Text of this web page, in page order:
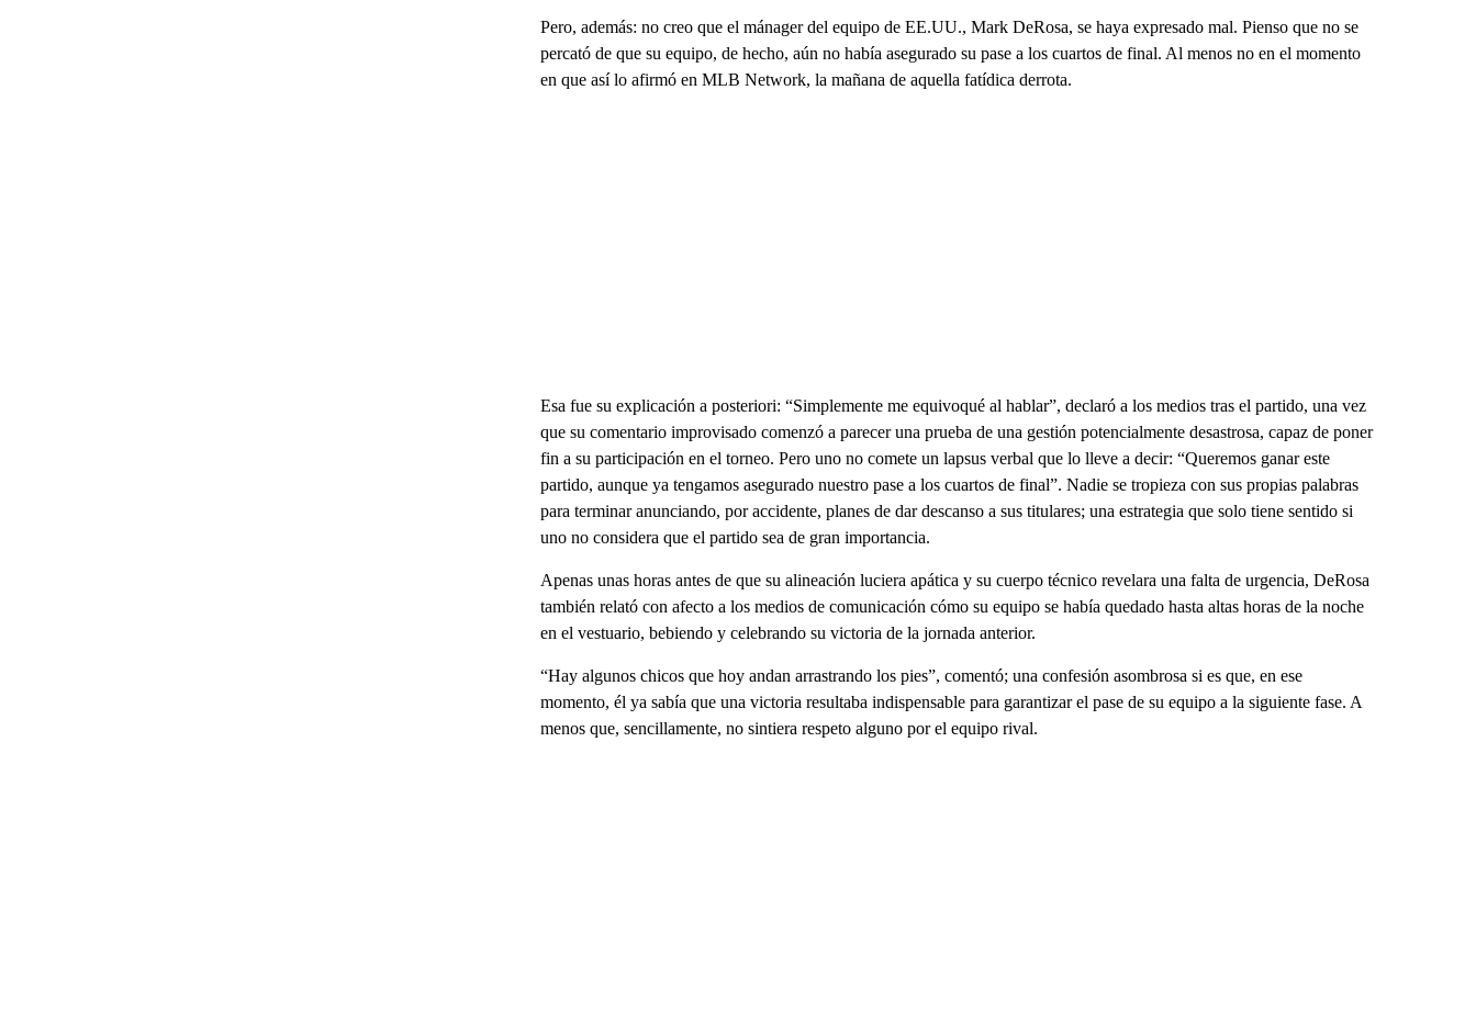
Pero, además: no creo que el mánager del equipo de EE.UU., Mark DeRosa, se haya expresado mal. Pienso que no se
percató de que su equipo, de hecho, aún no había asegurado su pase a los cuartos de final. Al menos no en el momento
en que así lo afirmó en MLB Network, la mañana de aquella fatídica derrota.
Esa fue su explicación a posteriori: “Simplemente me equivoqué al hablar”, declaró a los medios tras el partido, una vez
que su comentario improvisado comenzó a parecer una prueba de una gestión potencialmente desastrosa, capaz de poner
fin a su participación en el torneo. Pero uno no comete un lapsus verbal que lo lleve a decir: “Queremos ganar este
partido, aunque ya tengamos asegurado nuestro pase a los cuartos de final”. Nadie se tropieza con sus propias palabras
para terminar anunciando, por accidente, planes de dar descanso a sus titulares; una estrategia que solo tiene sentido si
uno no considera que el partido sea de gran importancia.
Apenas unas horas antes de que su alineación luciera apática y su cuerpo técnico revelara una falta de urgencia, DeRosa
también relató con afecto a los medios de comunicación cómo su equipo se había quedado hasta altas horas de la noche
en el vestuario, bebiendo y celebrando su victoria de la jornada anterior.
“Hay algunos chicos que hoy andan arrastrando los pies”, comentó; una confesión asombrosa si es que, en ese
momento, él ya sabía que una victoria resultaba indispensable para garantizar el pase de su equipo a la siguiente fase. A
menos que, sencillamente, no sintiera respeto alguno por el equipo rival.